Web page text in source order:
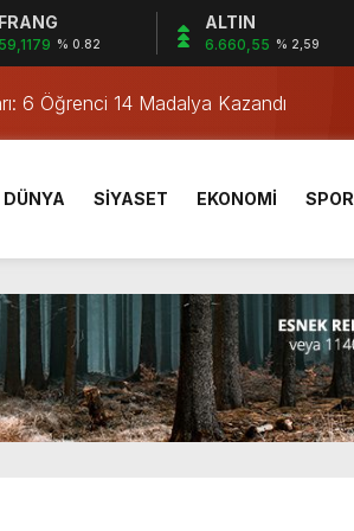
FRANG
59,1179 % 0.82
ALTIN
6.660,55 % 2,59
Madalya
6 Öğrenci 14 Madalya Kazandı
almak haram
kazandırıldı
Madalya
DÜNYA SİYASET EKONOMİ SPOR